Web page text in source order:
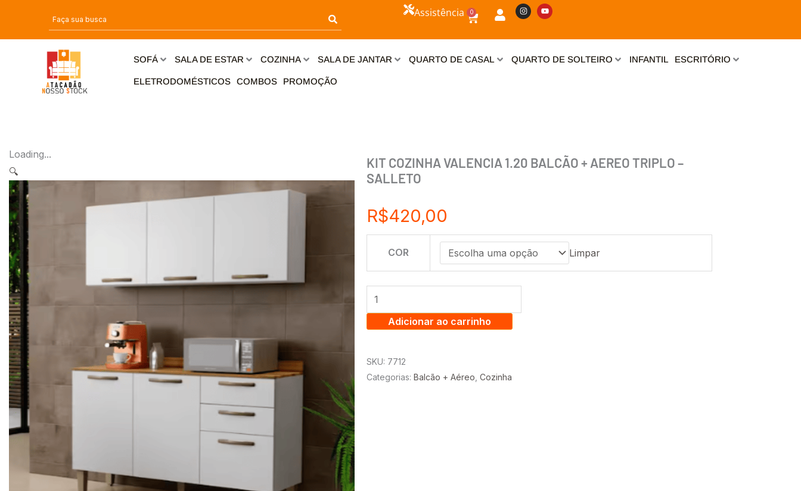
o
Assistência 0
Carrinho
I
n
s
a
Y
o
u
SOFÁ SALA DE ESTAR COZINHA SALA DE JANTAR QUARTO DE CASAL QUARTO DE SOLTEIRO INFANTIL ESCRITÓRIO
ELETRODOMÉSTICOS COMBOS PROMOÇÃO
Loading...
🔍
KIT COZINHA VALENCIA 1.20 BALCÃO + AEREO TRIPLO –
SALLETO
R$420,00
COR Limpar
COZINHA
VALENCIA
1.20
BALCÃO
TRIPLO
Adicionar ao carrinho
SKU: 7712
Categorias: Balcão + Aéreo Cozinha